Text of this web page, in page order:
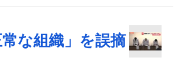
な組織」を誤摘